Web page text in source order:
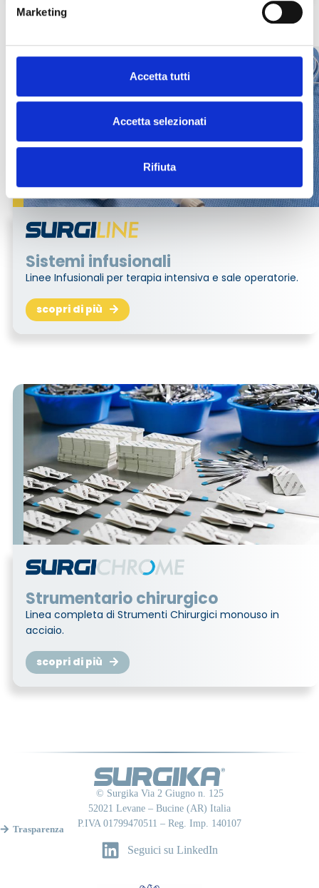
Marketing
Accetta tutti
Accetta selezionati
Rifiuta
Sistemi infusionali
Linee Infusionali per terapia intensiva e sale operatorie.
scopri di più
Strumentario chirurgico
Linea completa di Strumenti Chirurgici monouso in
acciaio.
scopri di più
© Surgika Via 2 Giugno n. 125
52021 Levane – Bucine (AR) Italia
P.IVA 01799470511 – Reg. Imp. 140107
Trasparenza
Seguici su LinkedIn